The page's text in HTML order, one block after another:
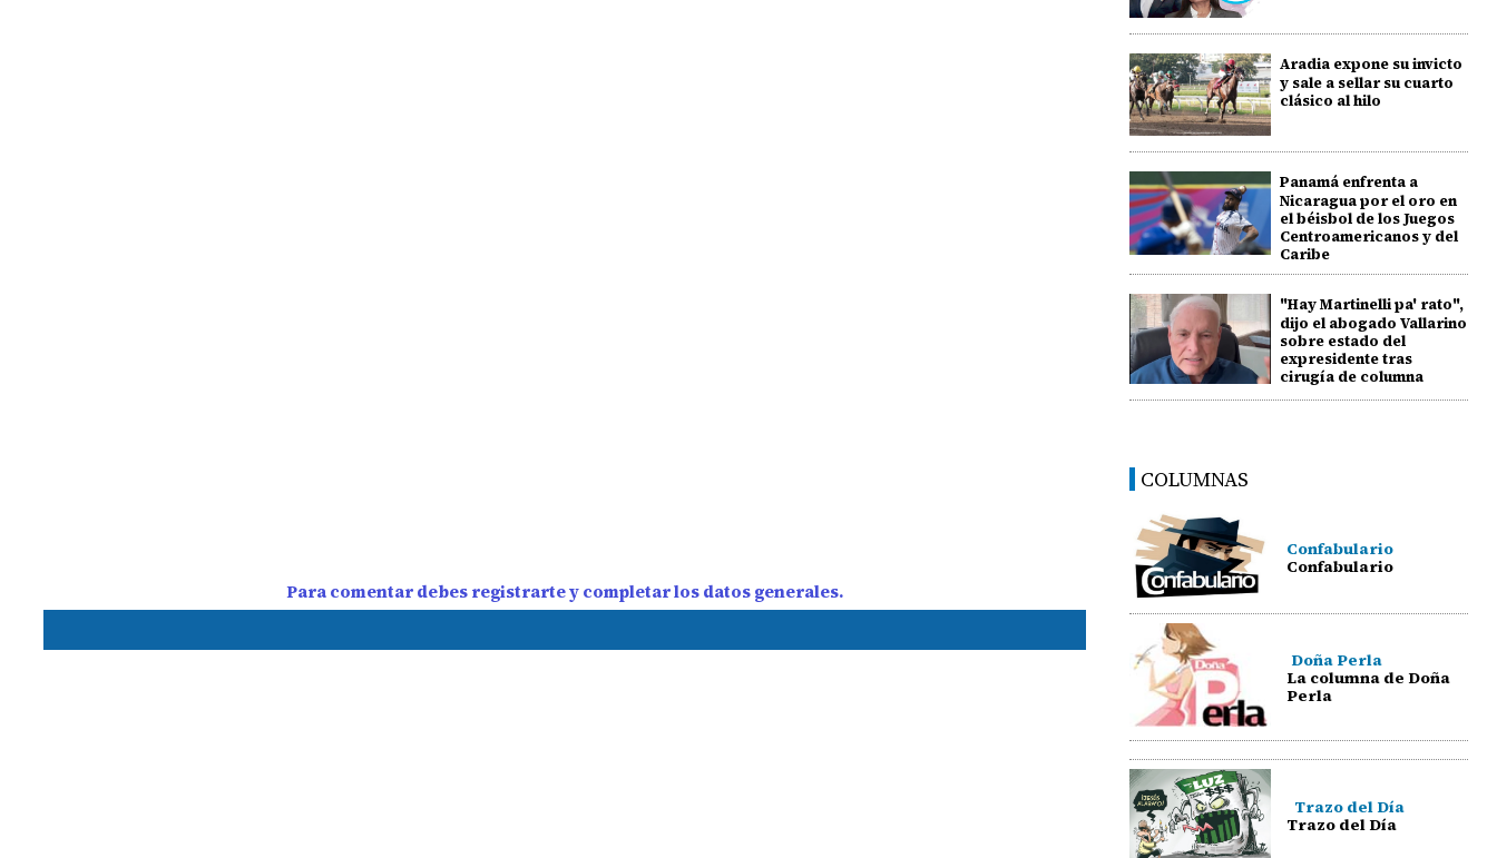
Para comentar debes registrarte y completar los datos generales.
Aradia expone su invicto
y sale a sellar su cuarto
clásico al hilo
Panamá enfrenta a
Nicaragua por el oro en
el béisbol de los Juegos
Centroamericanos y del
Caribe
"Hay Martinelli pa' rato",
dijo el abogado Vallarino
sobre estado del
expresidente tras
cirugía de columna
COLUMNAS
Confabulario
Confabulario
Doña Perla
La columna de Doña
Perla
Trazo del Día
Trazo del Día